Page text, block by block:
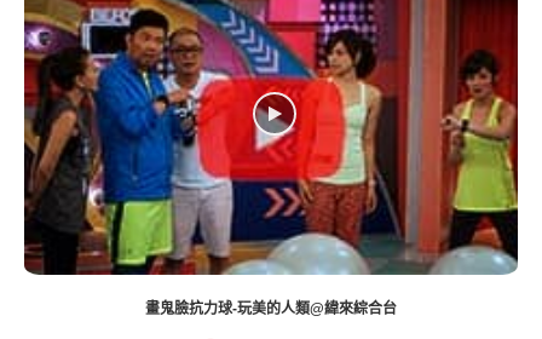
探索身體工作坊 WORKSHOP【瑜珈呼吸X脈輪療癒】